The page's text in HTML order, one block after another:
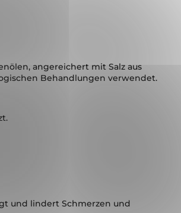
angereichert mit Salz aus
Behandlungen verwendet.
und lindert Schmerzen und